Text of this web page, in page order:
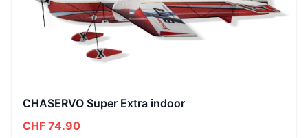
CHASERVO Super Extra indoor
CHF 74.90